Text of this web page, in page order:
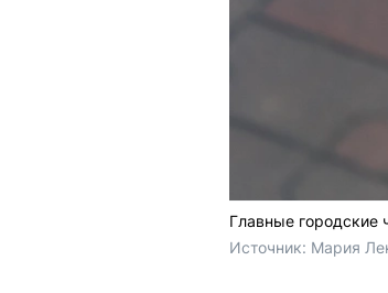
Главные городские
Источник: Мария